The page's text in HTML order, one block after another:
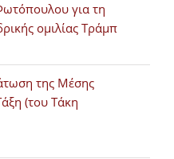
για τη
ομιλίας Τράμπ
της Μέσης
(του Τάκη